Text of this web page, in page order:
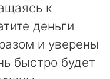
к
деньги
и уверены
быстро будет